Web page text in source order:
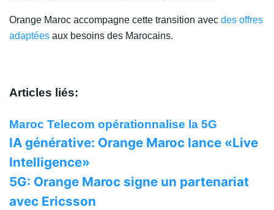
Orange Maroc accompagne cette transition avec des offres
adaptées aux besoins des Marocains.
Articles liés:
Maroc Telecom opérationnalise la 5G
IA générative: Orange Maroc lance «Live
Intelligence»
5G: Orange Maroc signe un partenariat
avec Ericsson